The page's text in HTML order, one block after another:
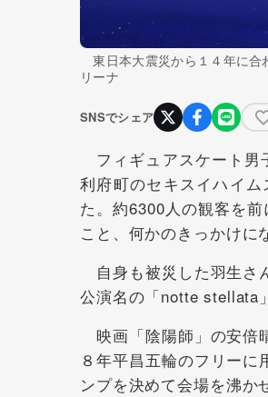
東日本大震災から１４年に合
リーナ
SNSでシェア
フィギュアスケート男
利府町のセキスイハイ
た。約6300人の観客を
こと、何かのきっかけに
自身も被災した羽生さ
公演名の「notte stellata
映画「陰陽師」の安倍
８年平昌五輪のフリー
ンプを決めて会場を沸か